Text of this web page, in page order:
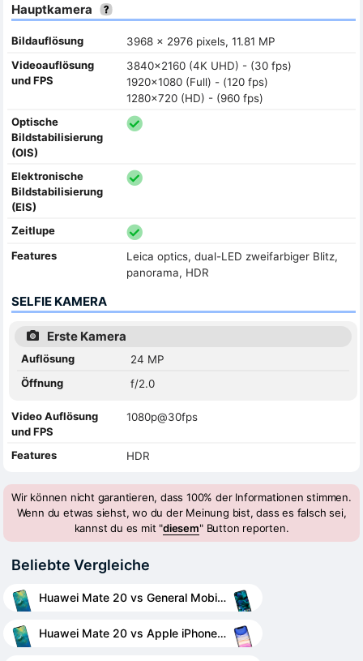
Hauptkamera
Bildauflösung
3968 x 2976 pixels, 11.81 MP
Videoauflösung
und FPS
3840x2160 (4K UHD) - (30 fps)
1920x1080 (Full) - (120 fps)
1280x720 (HD) - (960 fps)
Optische
Bildstabilisierung
(OIS)
Elektronische
Bildstabilisierung
(EIS)
Zeitlupe
Features
Leica optics, dual-LED zweifarbiger Blitz,
panorama, HDR
SELFIE KAMERA
Erste Kamera
Auflösung
24 MP
Öffnung
f/2.0
Video Auflösung
und FPS
1080p@30fps
Features HDR
Wir können nicht garantieren, dass 100% der Informationen stimmen.
Wenn du etwas siehst, wo du der Meinung bist, dass es falsch sei,
kannst du es mit "diesem" Button reporten.
Beliebte Vergleiche
Huawei Mate 20 vs General Mobile GM 20
Huawei Mate 20 vs Apple iPhone 11